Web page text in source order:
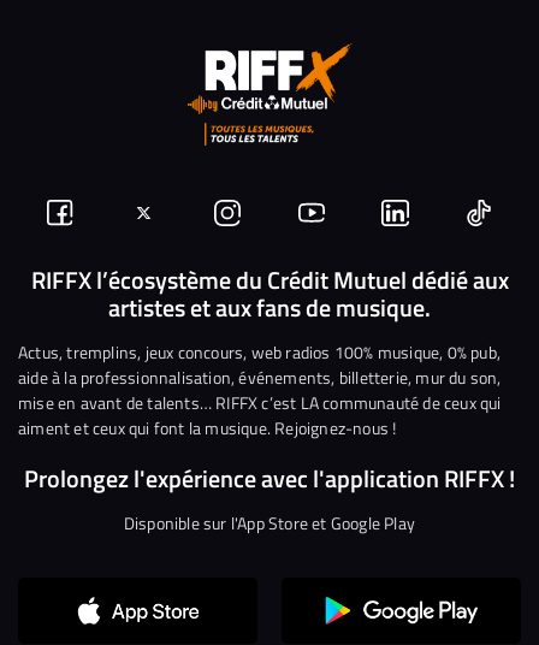
Continuer sans accepter
Suivez-
nous
Facebook
Suivez-
nous
sur
Twitter
Nous
rejoindre
sur
Instagram
Nous
rejoindre
sur
YouTube
Nous
rejoindre
sur
Linkedin
Nous
RIFFX l’écosystème du Crédit Mutuel dédié aux
artistes et aux fans de musique.
Actus, tremplins, jeux concours, web radios 100% musique, 0% pub,
aide à la professionnalisation, événements, billetterie, mur du son,
mise en avant de talents… RIFFX c’est LA communauté de ceux qui
aiment et ceux qui font la musique. Rejoignez-nous !
Prolongez l'expérience avec l'application RIFFX !
Disponible sur l'App Store et Google Play